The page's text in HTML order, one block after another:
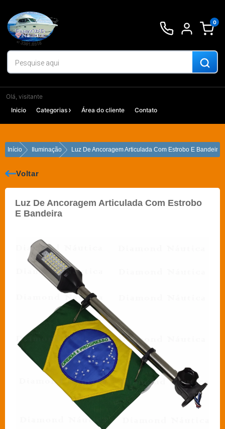
para
conteúdo
0
Olá, visitante
Inicio
Categorias Área do cliente Contato
Início Iluminação Luz De Ancoragem Articulada Com Estrobo E Bandeira
Voltar
Luz De Ancoragem Articulada Com Estrobo
E Bandeira